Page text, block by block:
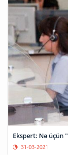
Ekspert: Nə
31-03-2021